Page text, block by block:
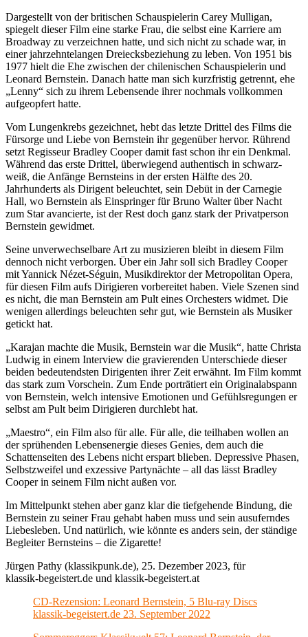
Dargestellt von der britischen Schauspielerin Carey Mulligan,
spiegelt dieser Film eine starke Frau, die selbst eine Karriere am
Broadway zu verzeichnen hatte, und sich nicht zu schade war, in
einer jahrzehntelangen Dreiecksbeziehung zu leben. Von 1951 bis
1977 hielt die Ehe zwischen der chilenischen Schauspielerin und
Leonard Bernstein. Danach hatte man sich kurzfristig getrennt, ehe
„Lenny“ sich zu ihrem Lebensende ihrer nochmals vollkommen
aufgeopfert hatte.
Vom Lungenkrebs gezeichnet, hebt das letzte Drittel des Films die
Fürsorge und Liebe von Bernstein ihr gegenüber hervor. Rührend
setzt Regisseur Bradley Cooper damit fast schon ihr ein Denkmal.
Während das erste Drittel, überwiegend authentisch in schwarz-
weiß, die Anfänge Bernsteins in der ersten Hälfte des 20.
Jahrhunderts als Dirigent beleuchtet, sein Debüt in der Carnegie
Hall, wo Bernstein als Einspringer für Bruno Walter über Nacht
zum Star avancierte, ist der Rest doch ganz stark der Privatperson
Bernstein gewidmet.
Seine unverwechselbare Art zu musizieren bleibt in diesem Film
dennoch nicht verborgen. Über ein Jahr soll sich Bradley Cooper
mit Yannick Nézet-Séguin, Musikdirektor der Metropolitan Opera,
für diesen Film aufs Dirigieren vorbereitet haben. Viele Szenen sind
es nicht, die man Bernstein am Pult eines Orchesters widmet. Die
wenigen allerdings beleuchten sehr gut, wie Bernstein als Musiker
getickt hat.
„Karajan machte die Musik, Bernstein war die Musik“, hatte Christa
Ludwig in einem Interview die gravierenden Unterschiede dieser
beiden bedeutendsten Dirigenten ihrer Zeit erwähnt. Im Film kommt
das stark zum Vorschein. Zum Ende porträtiert ein Originalabspann
von Bernstein, welch intensive Emotionen und Gefühlsregungen er
selbst am Pult beim Dirigieren durchlebt hat.
„Maestro“, ein Film also für alle. Für alle, die teilhaben wollen an
der sprühenden Lebensenergie dieses Genies, dem auch die
Schattenseiten des Lebens nicht erspart blieben. Depressive Phasen,
Selbstzweifel und exzessive Partynächte – all das lässt Bradley
Cooper in seinem Film nicht außen vor.
Im Mittelpunkt stehen aber ganz klar die tiefgehende Bindung, die
Bernstein zu seiner Frau gehabt haben muss und sein ausuferndes
Liebesleben. Und natürlich, wie könnte es anders sein, der ständige
Begleiter Bernsteins – die Zigarette!
Jürgen Pathy (klassikpunk.de), 25. Dezember 2023, für
klassik-begeistert.de und klassik-begeistert.at
CD-Rezension: Leonard Bernstein, 5 Blu-ray Discs
klassik-begeistert.de 23. September 2022